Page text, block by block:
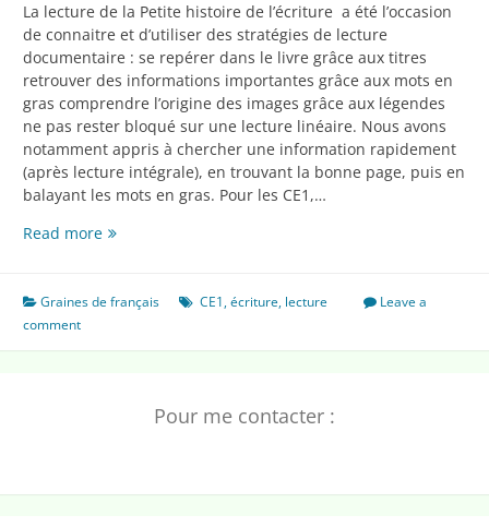
La lecture de la Petite histoire de l’écriture a été l’occasion
de connaitre et d’utiliser des stratégies de lecture
documentaire : se repérer dans le livre grâce aux titres
retrouver des informations importantes grâce aux mots en
gras comprendre l’origine des images grâce aux légendes
ne pas rester bloqué sur une lecture linéaire. Nous avons
notamment appris à chercher une information rapidement
(après lecture intégrale), en trouvant la bonne page, puis en
balayant les mots en gras. Pour les CE1,…
Read moreApprendre
un
autour
Graines de français CE1,écriture, lecture
Leave a
comment
Pour me contacter :